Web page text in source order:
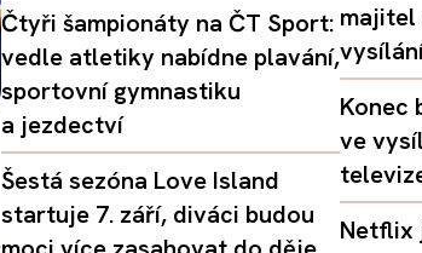
Čtyři šampionáty na ČT Sport:
vedle atletiky nabídne plavání,
sportovní gymnastiku
a jezdectví
Šestá sezóna Love Island
startuje 7. září, diváci budou
majitel
Konec
ve
Netflix